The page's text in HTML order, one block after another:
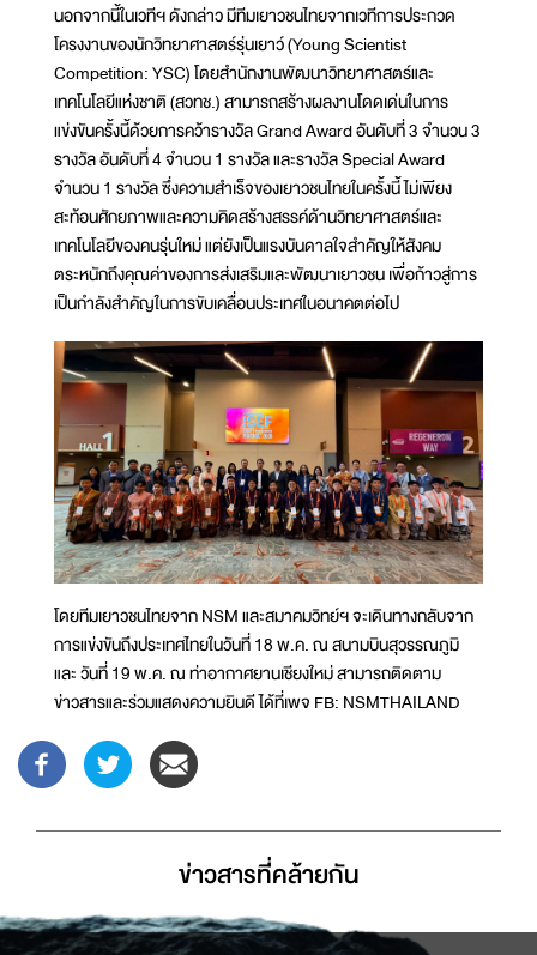
นอกจากนี้ในเวทีฯ ดังกล่าว มีทีมเยาวชนไทยจากเวทีการประกวด
โครงงานของนักวิทยาศาสตร์รุ่นเยาว์ (Young Scientist
Competition: YSC) โดยสำนักงานพัฒนาวิทยาศาสตร์และ
เทคโนโลยีแห่งชาติ (สวทช.) สามารถสร้างผลงานโดดเด่นในการ
แข่งขันครั้งนี้ด้วยการคว้ารางวัล Grand Award อันดับที่ 3 จำนวน 3
รางวัล อันดับที่ 4 จำนวน 1 รางวัล และรางวัล Special Award
จำนวน 1 รางวัล ซึ่งความสำเร็จของเยาวชนไทยในครั้งนี้ ไม่เพียง
สะท้อนศักยภาพและความคิดสร้างสรรค์ด้านวิทยาศาสตร์และ
เทคโนโลยีของคนรุ่นใหม่ แต่ยังเป็นแรงบันดาลใจสำคัญให้สังคม
ตระหนักถึงคุณค่าของการส่งเสริมและพัฒนาเยาวชน เพื่อก้าวสู่การ
เป็นกำลังสำคัญในการขับเคลื่อนประเทศในอนาคตต่อไป
โดยทีมเยาวชนไทยจาก NSM และสมาคมวิทย์ฯ จะเดินทางกลับจาก
การแข่งขันถึงประเทศไทยในวันที่ 18 พ.ค. ณ สนามบินสุวรรณภูมิ
และ วันที่ 19 พ.ค. ณ ท่าอากาศยานเชียงใหม่ สามารถติดตาม
ข่าวสารและร่วมแสดงความยินดี ได้ที่เพจ FB: NSMTHAILAND
ข่าวสารที่่คล้ายกัน